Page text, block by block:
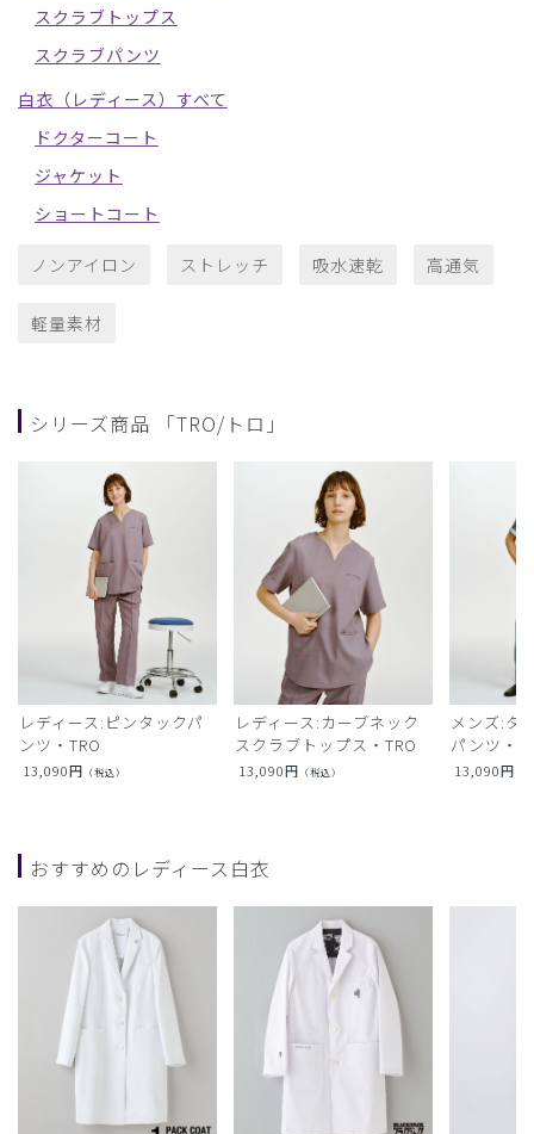
スクラブトップス
スクラブパンツ
白衣（レディース）すべて
ドクターコート
ジャケット
ショートコート
ノンアイロン ストレッチ 吸水速乾 高通気
軽量素材
シリーズ商品 「TRO/トロ」
レディース:ピンタックパ
ンツ・TRO
13,090円 （税込）
レディース:カーブネック
スクラブトップス・TRO
13,090円 （税込）
メンズ:タ
パンツ・
13,090円
おすすめのレディース白衣